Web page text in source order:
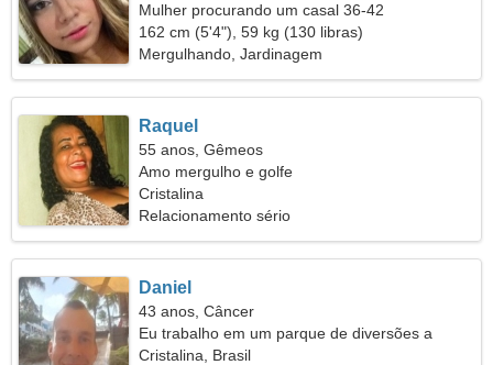
Mulher procurando um casal 36-42
162 cm (5'4"), 59 kg (130 libras)
Mergulhando, Jardinagem
Raquel
55 anos, Gêmeos
Amo mergulho e golfe
Cristalina
Relacionamento sério
Daniel
43 anos, Câncer
Eu trabalho em um parque de diversões a
procura de uma linda mulher
Cristalina, Brasil